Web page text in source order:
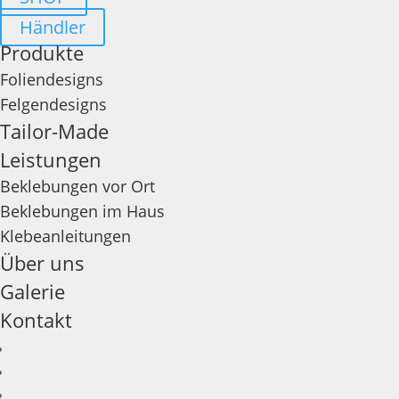
Händler
Produkte
Foliendesigns
Felgendesigns
Tailor-Made
Leistungen
Beklebungen vor Ort
Beklebungen im Haus
Klebeanleitungen
Über uns
Galerie
Kontakt